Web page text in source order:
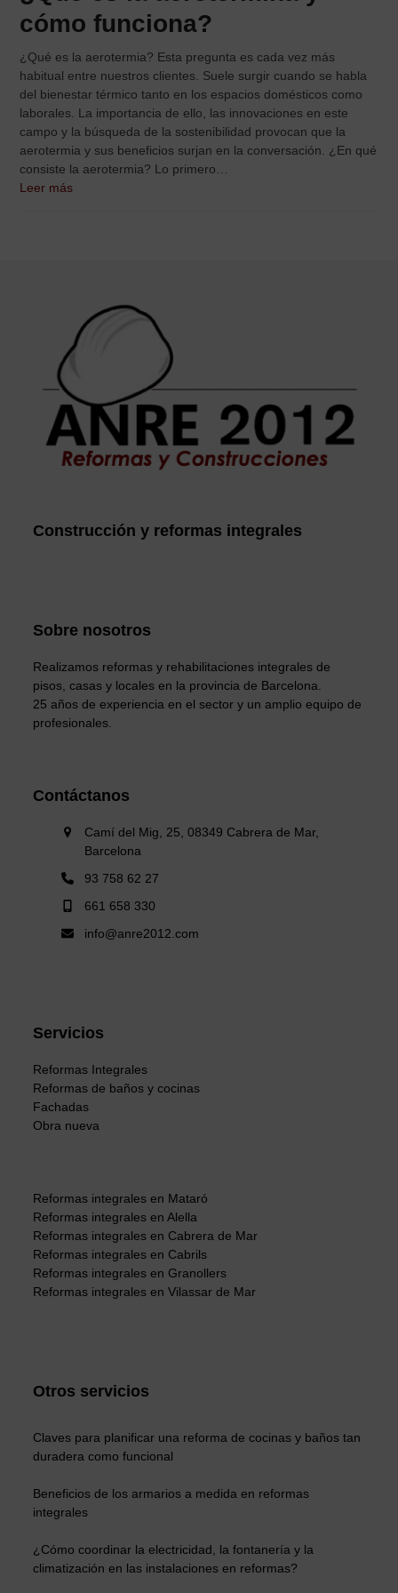
cómo funciona?
¿Qué es la aerotermia? Esta pregunta es cada vez más
habitual entre nuestros clientes. Suele surgir cuando se habla
del bienestar térmico tanto en los espacios domésticos como
laborales. La importancia de ello, las innovaciones en este
campo y la búsqueda de la sostenibilidad provocan que la
aerotermia y sus beneficios surjan en la conversación. ¿En qué
consiste la aerotermia? Lo primero…
Leer más
Construcción y reformas integrales
Sobre nosotros
Realizamos reformas y rehabilitaciones integrales de
pisos, casas y locales en la provincia de Barcelona.
25 años de experiencia en el sector y un amplio equipo de
profesionales.
Contáctanos
Camí del Mig, 25, 08349 Cabrera de Mar,
Barcelona
93 758 62 27
661 658 330
info@anre2012.com
Servicios
Reformas Integrales
Reformas de baños y cocinas
Fachadas
Obra nueva
Reformas integrales en Mataró
Reformas integrales en Alella
Reformas integrales en Cabrera de Mar
Reformas integrales en Cabrils
Reformas integrales en Granollers
Reformas integrales en Vilassar de Mar
Otros servicios
Claves para planificar una reforma de cocinas y baños tan
duradera como funcional
Beneficios de los armarios a medida en reformas
integrales
¿Cómo coordinar la electricidad, la fontanería y la
climatización en las instalaciones en reformas?